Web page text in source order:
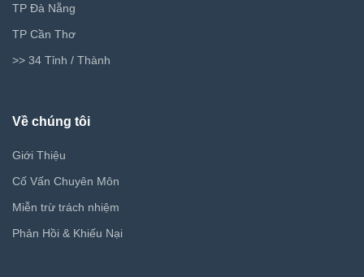
TP Đà Nẵng
TP Cần Thơ
>> 34 Tỉnh / Thành
Về chúng tôi
Giới Thiệu
Cố Vấn Chuyên Môn
Miễn trừ trách nhiệm
Phản Hồi & Khiếu Nại